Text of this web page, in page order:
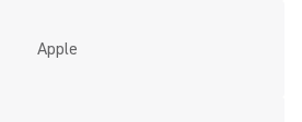
Apple